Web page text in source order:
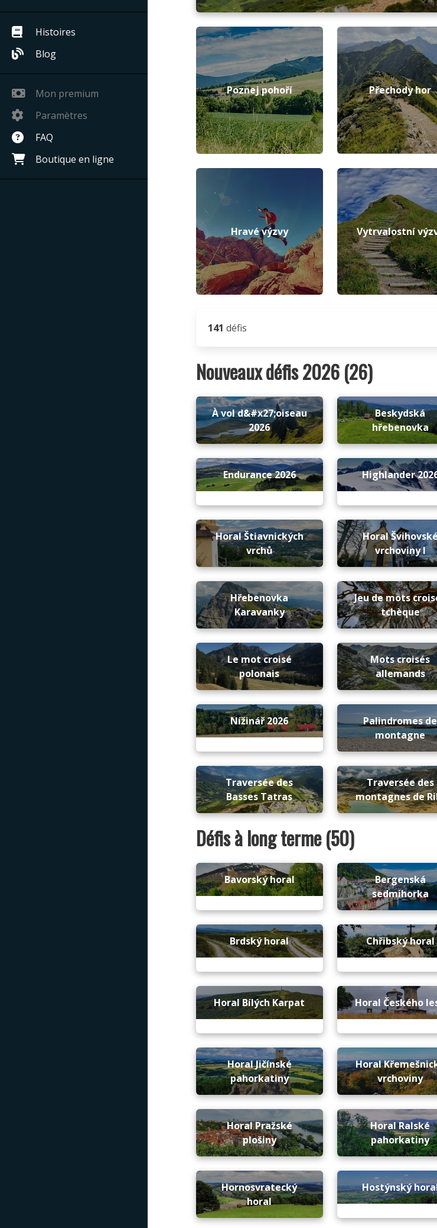
Histoires
Blog
Mon premium
Paramètres
FAQ
Boutique en ligne
Poznej pohoří Přechody hor
Hravé výzvy Vytrvalostní
141 défis
Nouveaux défis 2026 (26)
À vol d&#x27;oiseau
2026
Beskydská
hřebenovka
Endurance 2026 Highlander
Horal Štiavnických
vrchů
Horal
vrchoviny I
Hřebenovka
Karavanky
Jeu de mots
tchèque
Le mot croisé
polonais
Mots croisés
allemands
Nížinář 2026
Palindromes de
montagne
Traversée des
Basses Tatras
Traversée des
montagnes de
Défis à long terme (50)
Bavorský horal
Bergenská
sedmihorka
Brdský horal Chřibský horal
Horal Bílých Karpat Horal Českého
Horal Jičínské
pahorkatiny
Horal
vrchoviny
Horal Pražské
plošiny
Horal Ralské
pahorkatiny
Hornosvratecký
horal
Hostýnský